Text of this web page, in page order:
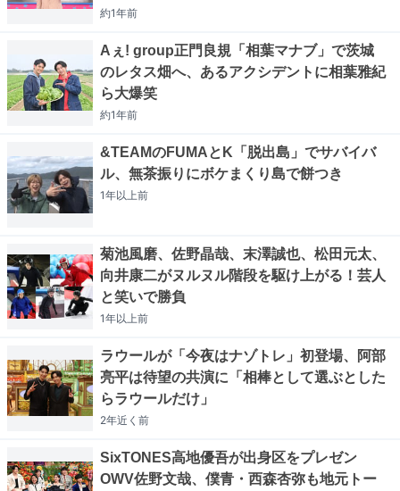
約1年前
Aぇ! group正門良規「相葉マナブ」で茨城
のレタス畑へ、あるアクシデントに相葉雅紀
ら大爆笑
約1年前
&TEAMのFUMAとK「脱出島」でサバイバ
ル、無茶振りにボケまくり島で餅つき
1年以上前
菊池風磨、佐野晶哉、末澤誠也、松田元太、
向井康二がヌルヌル階段を駆け上がる！芸人
と笑いで勝負
1年以上前
ラウールが「今夜はナゾトレ」初登場、阿部
亮平は待望の共演に「相棒として選ぶとした
らラウールだけ」
2年近く 前
SixTONES高地優吾が出身区をプレゼン
OWV佐野文哉、僕青・西森杏弥も地元トー